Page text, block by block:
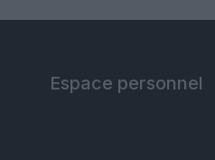
Espace personnel